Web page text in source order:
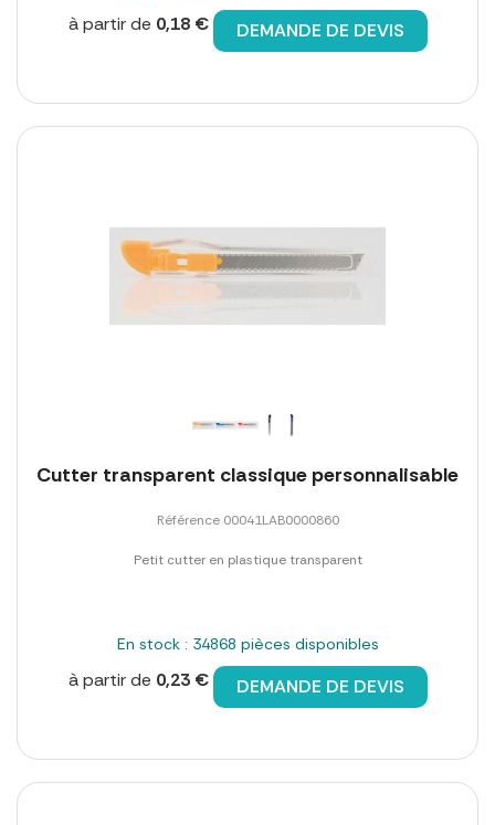
à partir de 0,18 € DEMANDE DE DEVIS
Cutter transparent classique personnalisable
Référence 00041LAB0000860
Petit cutter en plastique transparent
En stock : 34868 pièces disponibles
à partir de 0,23 € DEMANDE DE DEVIS